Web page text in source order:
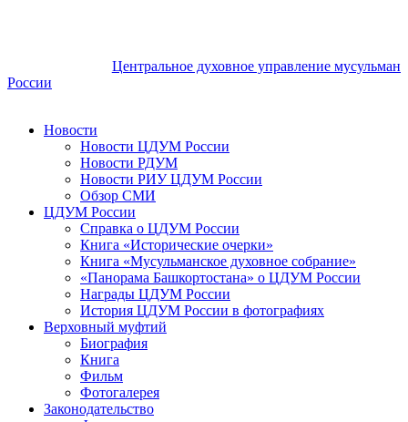
Центральное духовное управление мусульман
России
Новости
Новости ЦДУМ России
Новости РДУМ
Новости РИУ ЦДУМ России
Обзор СМИ
ЦДУМ России
Справка о ЦДУМ России
Книга «Исторические очерки»
Книга «Мусульманское духовное собрание»
«Панорама Башкортостана» о ЦДУМ России
Награды ЦДУМ России
История ЦДУМ России в фотографиях
Верховный муфтий
Биография
Книга
Фильм
Фотогалерея
Законодательство